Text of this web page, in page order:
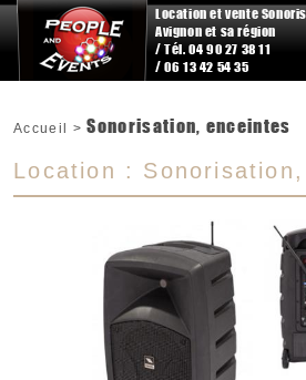
Location et vente
Avignon et sa région
/ Tél. 04 90 27 38 11
/ 06 13 42 54 35
Accueil >Sonorisation, enceintes
Location :